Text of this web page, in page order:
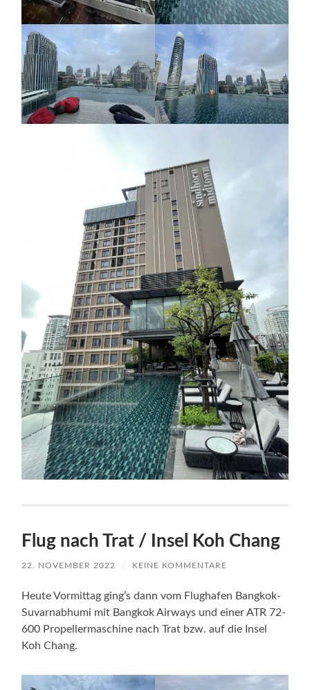
Flug nach Trat / Insel Koh Chang
22. NOVEMBER 2022 / KEINE KOMMENTARE
Heute Vormittag ging’s dann vom Flughafen Bangkok-
Suvarnabhumi mit Bangkok Airways und einer ATR 72-
600 Propellermaschine nach Trat bzw. auf die Insel
Koh Chang.